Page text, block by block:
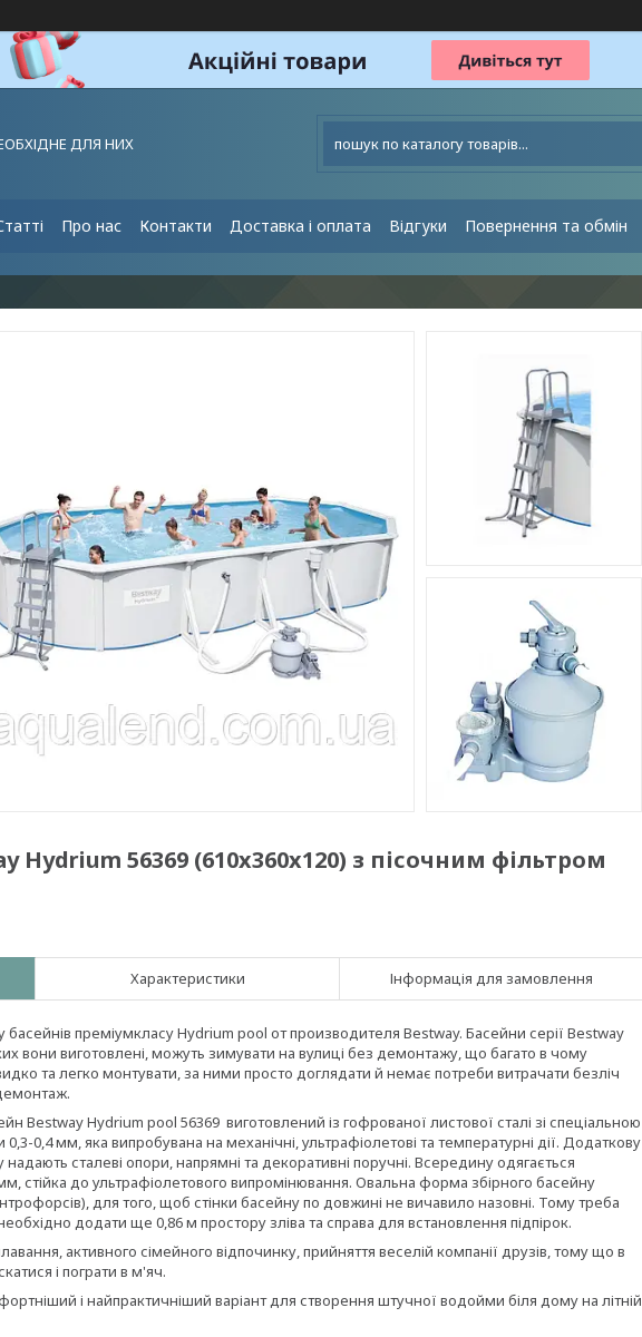
ДЛЯ НИХ
Про нас Контакти Доставка і оплата Відгуки Повернення та обмін
Hydrium 56369 (610x360x120) з пісочним фільтром
Характеристики Інформація для замовлення
басейнів преміумкласу Hydrium pool от производителя Bestway. Басейни серії Bestway
вони виготовлені, можуть зимувати на вулиці без демонтажу, що багато в чому
та легко монтувати, за ними просто доглядати й немає потреби витрачати безліч
Bestway Hydrium pool 56369 виготовлений із гофрованої листової сталі зі спеціальною
0,4 мм, яка випробувана на механічні, ультрафіолетові та температурні дії. Додаткову
надають сталеві опори, напрямні та декоративні поручні. Всередину одягається
стійка до ультрафіолетового випромінювання. Овальна форма збірного басейну
для того, щоб стінки басейну по довжині не вичавило назовні. Тому треба
додати ще 0,86 м простору зліва та справа для встановлення підпірок.
активного сімейного відпочинку, прийняття веселій компанії друзів, тому що в
і пограти в м'яч.
і найпрактичніший варіант для створення штучної водойми біля дому на літній